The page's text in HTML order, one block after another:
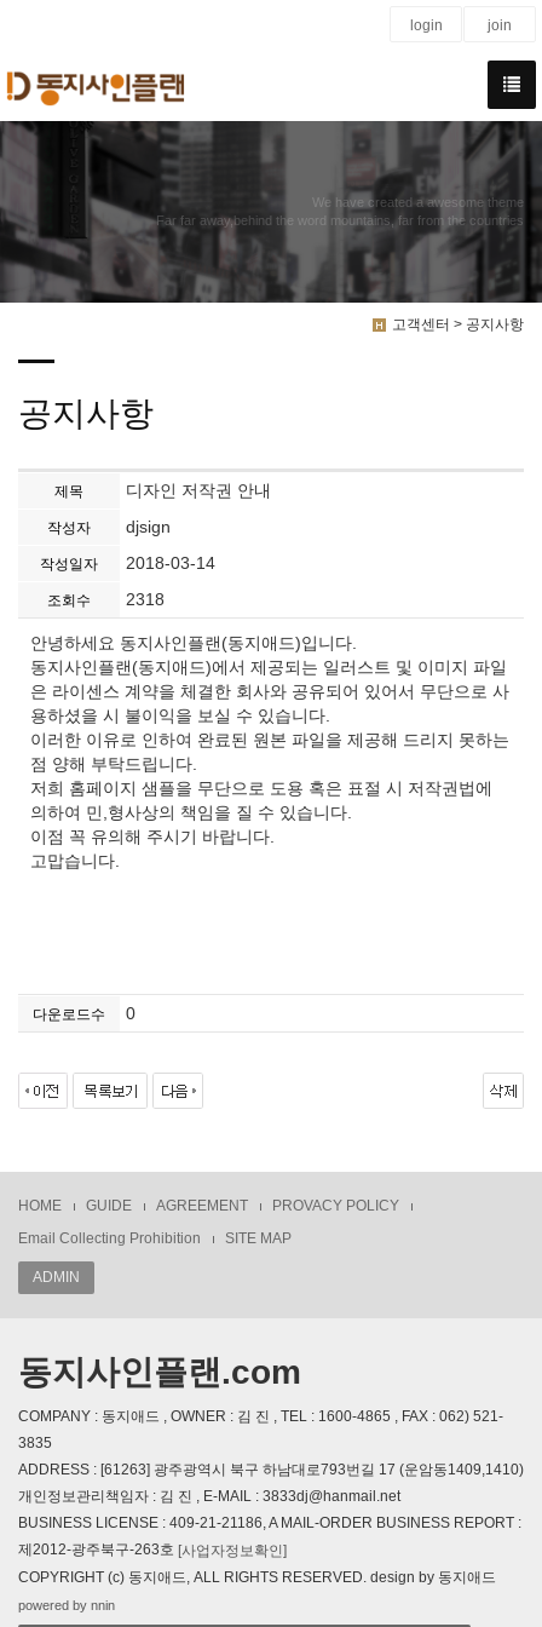
login join
We have created a awesome theme
Far far away,behind the word mountains, far from the countries
고객센터 > 공지사항
공지사항
제목 디자인 저작권 안내
작성자 djsign
작성일자 2018-03-14
조회수 2318
안녕하세요 동지사인플랜(동지애드)입니다.
동지사인플랜(동지애드)에서 제공되는 일러스트 및 이미지 파일
은 라이센스 계약을 체결한 회사와 공유되어 있어서 무단으로 사
용하셨을 시 불이익을 보실 수 있습니다.
이러한 이유로 인하여 완료된 원본 파일을 제공해 드리지 못하는
점 양해 부탁드립니다.
저희 홈페이지 샘플을 무단으로 도용 혹은 표절 시 저작권법에
의하여 민,형사상의 책임을 질 수 있습니다.
이점 꼭 유의해 주시기 바랍니다.
고맙습니다.
다운로드수 0
HOME GUIDE AGREEMENT
PROVACY POLICY
Email Collecting Prohibition
SITE MAP
ADMIN
동지사인플랜.com
COMPANY : 동지애드 , OWNER : 김 진 , TEL : 1600-4865 , FAX : 062) 521-
3835
ADDRESS : [61263] 광주광역시 북구 하남대로793번길 17 (운암동1409,1410)
개인정보관리책임자 : 김 진 , E-MAIL : 3833dj@hanmail.net
BUSINESS LICENSE : 409-21-21186, A MAIL-ORDER BUSINESS REPORT :
제2012-광주북구-263호 [사업자정보확인]
COPYRIGHT (c) 동지애드, ALL RIGHTS RESERVED. design by 동지애드
powered by nnin